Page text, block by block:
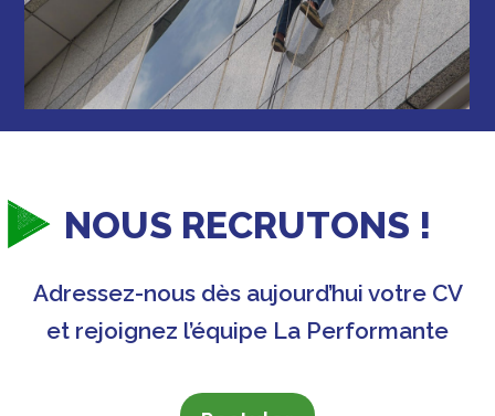
NOUS RECRUTONS !
Adressez-nous dès aujourd’hui votre CV
et rejoignez l’équipe La Performante